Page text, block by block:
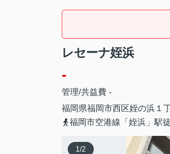
レセーナ姪浜
-
管理/共益費 -
福岡県福岡市西区姪の浜 １
福岡市空港線「姪浜」駅
1/2